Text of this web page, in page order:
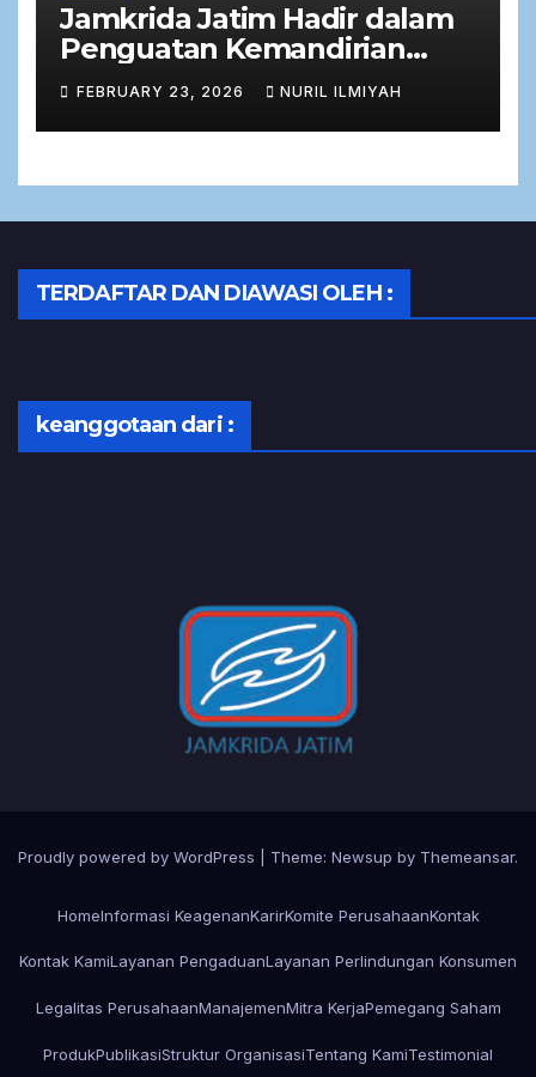
Jamkrida Jatim Hadir dalam
Penguatan Kemandirian
Ekonomi Masyarakat melalui
Zakat Produktif
FEBRUARY 23, 2026 NURIL ILMIYAH
TERDAFTAR DAN DIAWASI OLEH :
keanggotaan dari :
Proudly powered by WordPress Theme: Newsup by Themeansar.
HomeInformasi KeagenanKarirKomite PerusahaanKontak
Kontak KamiLayanan PengaduanLayanan Perlindungan Konsumen
Legalitas PerusahaanManajemenMitra KerjaPemegang Saham
ProdukPublikasiStruktur OrganisasiTentang KamiTestimonial